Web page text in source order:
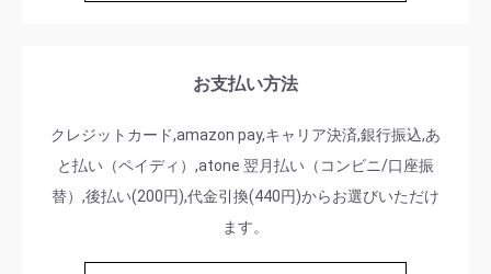
お支払い方法
クレジットカード,amazon pay,キャリア決済,銀行振込,あ
と払い（ペイディ）,atone 翌月払い（コンビニ/口座振
替）,後払い(200円),代金引換(440円)からお選びいただけ
ます。